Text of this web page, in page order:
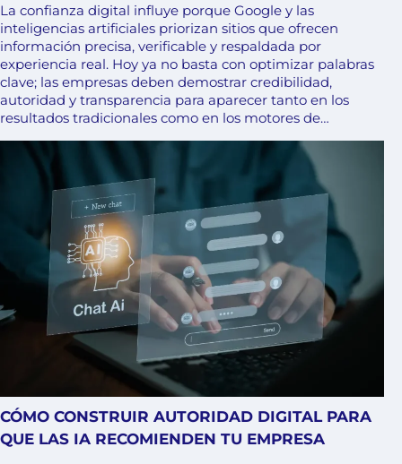
La confianza digital influye porque Google y las
inteligencias artificiales priorizan sitios que ofrecen
información precisa, verificable y respaldada por
experiencia real. Hoy ya no basta con optimizar palabras
clave; las empresas deben demostrar credibilidad,
autoridad y transparencia para aparecer tanto en los
resultados tradicionales como en los motores de…
CÓMO CONSTRUIR AUTORIDAD DIGITAL PARA
QUE LAS IA RECOMIENDEN TU EMPRESA